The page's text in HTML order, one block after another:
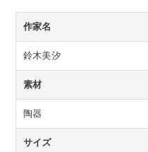
作家名
鈴木美汐
素材
陶器
サイズ